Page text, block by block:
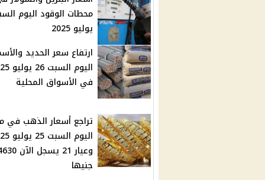
يوليو 2025
ارتفاع سعر الحديد
اليوم
في الأسواق المحلية
تراجع أسعار الذهب في
اليوم
وعيار 21 يسجل
جنيها